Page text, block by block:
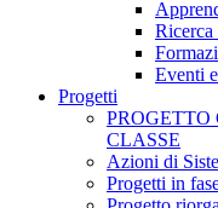
Ricerca
Eventi
Progetti
CLASSE
Azioni di
Progetti in